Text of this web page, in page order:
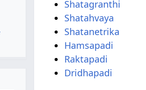
Shatagranthi
Shatahvaya
Shatanetrika
Hamsapadi
Raktapadi
Dridhapadi